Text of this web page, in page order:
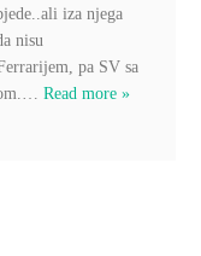
iza njega
nisu
pa SV sa
Read more »